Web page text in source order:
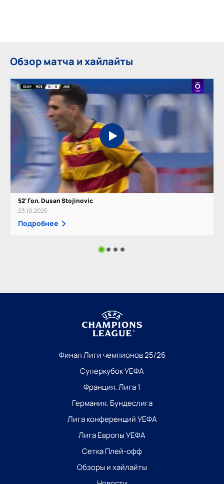
Обзор матча и хайлайты
52' Гол. Dusan Stojinovic
23.10.2025
Подробнее
Финал Лиги чемпионов 25/26
Суперкубок УЕФА
Франция. Лига 1
Германия. Бундеслига
Лига конференций УЕФА
Лига Европы УЕФА
Сетка Плей-офф
Обзоры и хайлайты